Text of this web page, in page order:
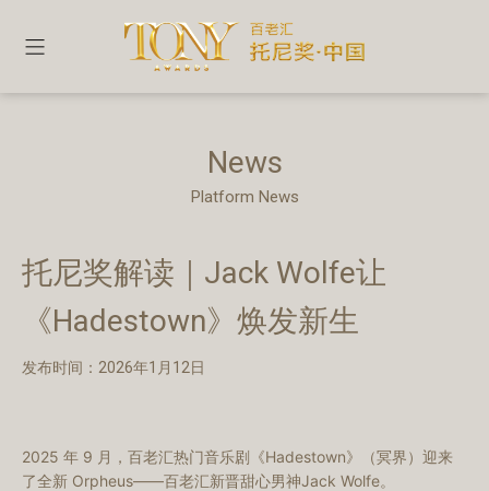
News
Platform News
托尼奖解读｜Jack Wolfe让
《Hadestown》焕发新生
发布时间：2026年1月12日
2025 年 9 月，百老汇热门音乐剧《Hadestown》（冥界）迎来
了全新 Orpheus——百老汇新晋甜心男神Jack Wolfe。